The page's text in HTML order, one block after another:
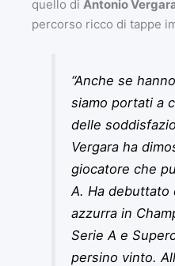
quello di Antonio
percorso ricco di tappe
“Anche se
siamo portati a
delle
Vergara ha
giocatore che
A. Ha debuttato
azzurra in
Serie A e
persino vinto.